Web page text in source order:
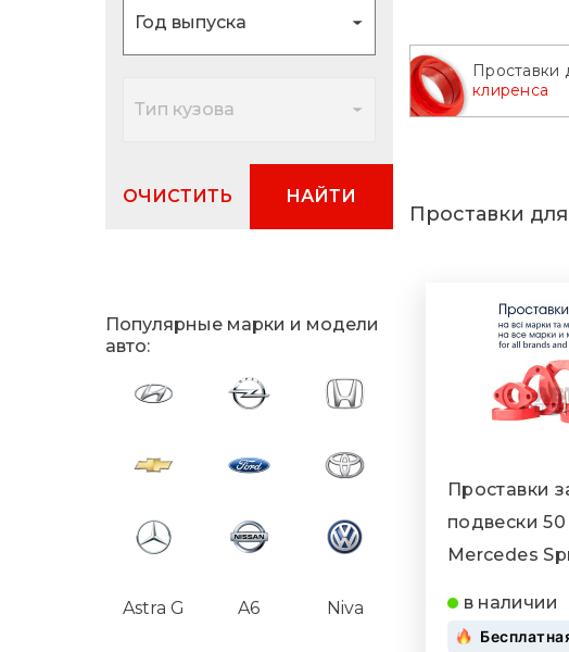
ОЧИСТИТЬ НАЙТИ
Популярные марки и модели
авто:
Astra G A6 Niva
Проставки
клиренса
Проставки
Проставки
подвески
Mercedes
в наличии